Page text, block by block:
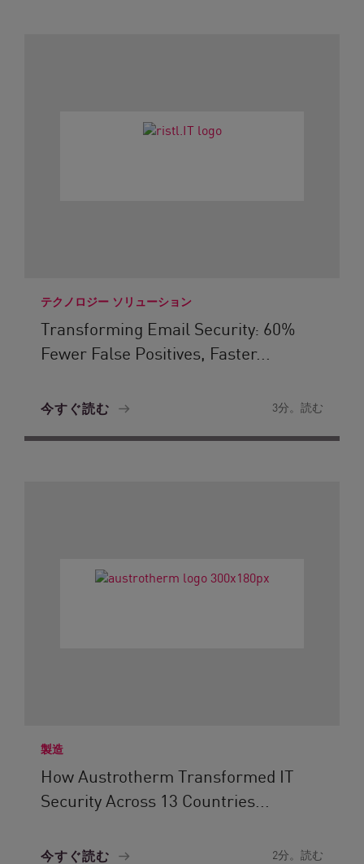
テクノロジー ソリューション
Transforming Email Security: 60%
Fewer False Positives, Faster...
今すぐ読む 3分。読む
製造
How Austrotherm Transformed IT
Security Across 13 Countries...
今すぐ読む 2分。読む